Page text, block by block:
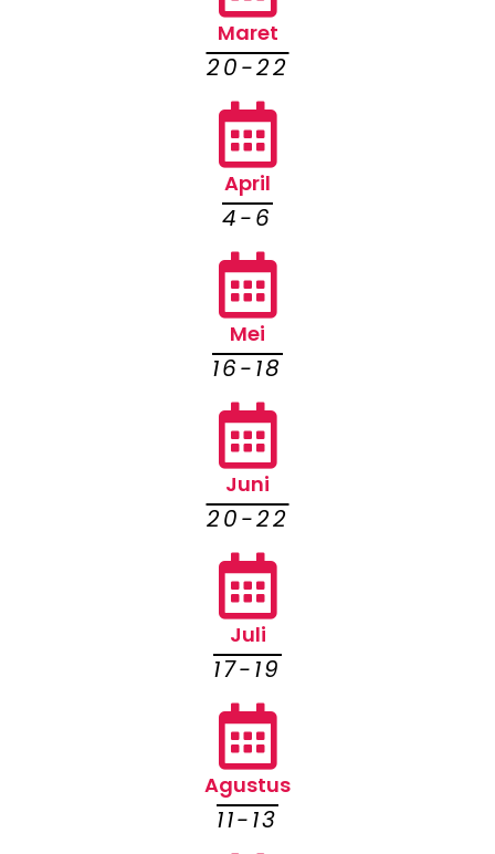
Maret
20-22
April
4-6
Mei
16-18
Juni
20-22
Juli
17-19
Agustus
11-13